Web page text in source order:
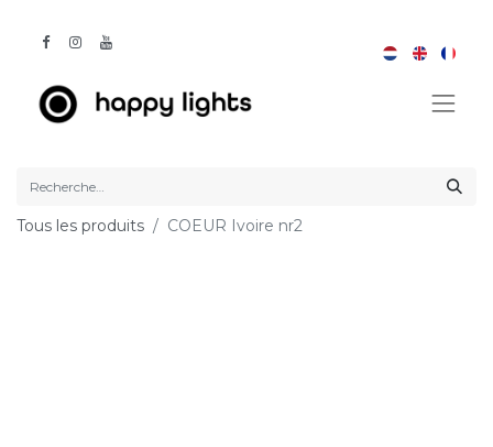
Tous les produits COEUR Ivoire nr2